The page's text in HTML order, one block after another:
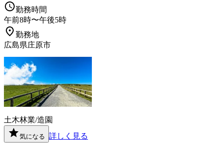
勤務時間
午前8時〜午後5時
勤務地
広島県庄原市
土木林業/造園
気になる 詳しく見る